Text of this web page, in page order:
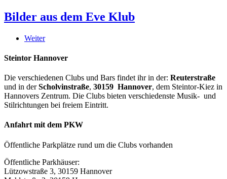
Bilder aus dem Eve Klub
Weiter
Steintor Hannover
Die verschiedenen Clubs und Bars findet ihr in der: Reuterstraße
und in derScholvinstraße, 30159 Hannover, dem Steintor-Kiez in
Hannovers Zentrum. Die Clubs bieten verschiedenste Musik- und
Stilrichtungen bei freiem Eintritt.
Anfahrt mit dem PKW
Öffentliche Parkplätze rund um die Clubs vorhanden
Öffentliche Parkhäuser:
Lützowstraße 3, 30159 Hannover